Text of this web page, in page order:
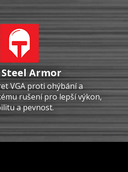
Steel Armor
VGA proti ohýbání a
rušení pro lepší výkon,
a pevnost.